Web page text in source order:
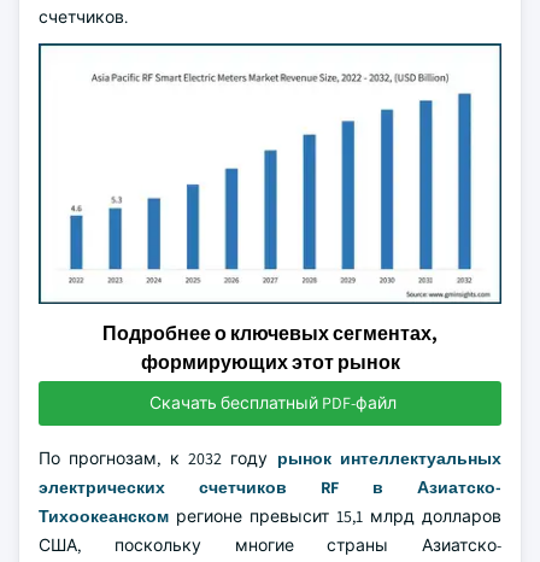
счетчиков.
Подробнее о ключевых сегментах,
формирующих этот рынок
Скачать бесплатный PDF-файл
По прогнозам, к 2032 году рынок интеллектуальных
электрических счетчиков RF в Азиатско-
Тихоокеанском регионе превысит 15,1 млрд долларов
США, поскольку многие страны Азиатско-